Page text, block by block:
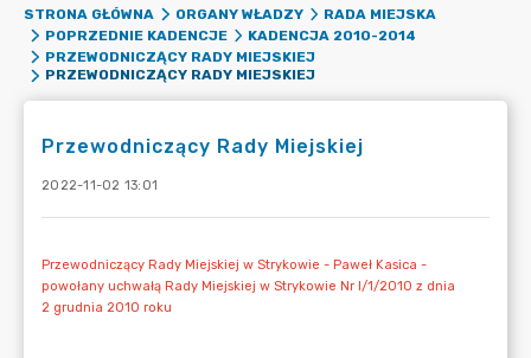
STRONA GŁÓWNA ORGANY WŁADZY
RADA MIEJSKA
POPRZEDNIE KADENCJE
KADENCJA 2010-2014
PRZEWODNICZĄCY RADY MIEJSKIEJ
PRZEWODNICZĄCY RADY MIEJSKIEJ
Przewodniczący Rady Miejskiej
2022-11-02 13:01